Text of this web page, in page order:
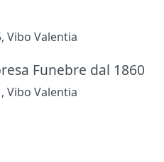
Vibo Valentia
Funebre dal 1860
Vibo Valentia